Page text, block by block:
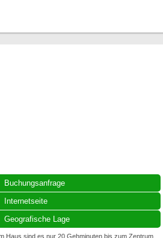
Buchungsanfrage
Internetseite
Geografische Lage
Haus sind es nur 20 Gehminuten bis zum Zentrum